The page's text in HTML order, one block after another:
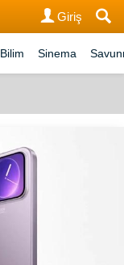
Giriş
Bilim Sinema